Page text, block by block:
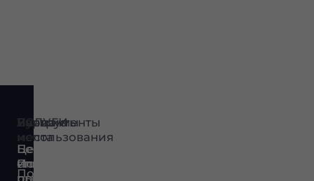
УСЛУГИ
Ценообразование
Помогая
Варианты
использования
Исследование
рынка
Лучшие
места
Япония
инструменты
Бесплатный
список
прокси